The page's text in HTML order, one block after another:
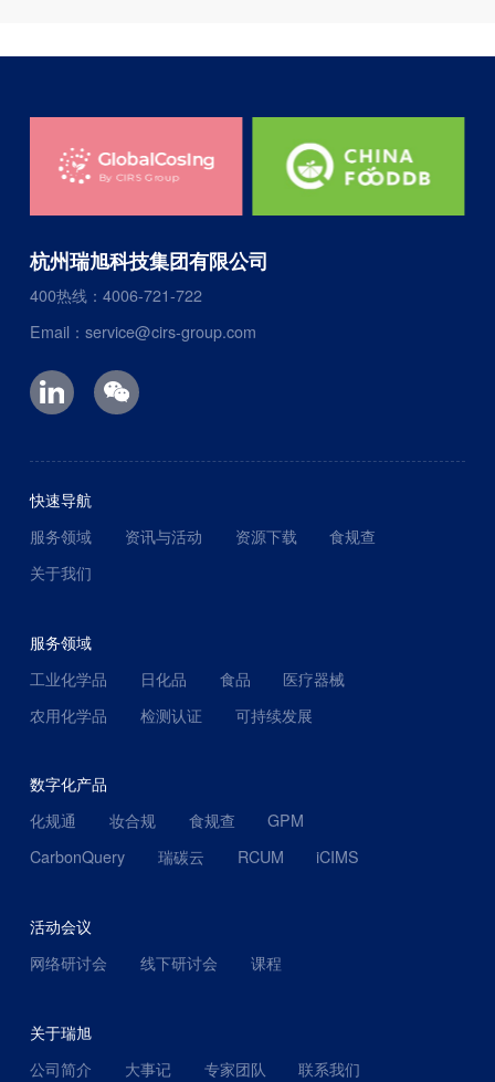
杭州瑞旭科技集团有限公司
400热线：4006-721-722
Email：service@cirs-group.com
快速导航
服务领域
资讯与活动 资源下载
食规查
关于我们
服务领域
工业化学品
日化品 食品
医疗器械
农用化学品
检测认证 可持续发展
数字化产品
化规通
妆合规 食规查
GPM
CarbonQuery
瑞碳云 RCUM iCIMS
活动会议
网络研讨会
线下研讨会 课程
关于瑞旭
公司简介
大事记 专家团队 联系我们